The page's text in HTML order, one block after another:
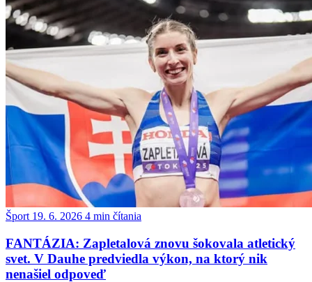
Šport 19. 6. 2026 4 min čítania
FANTÁZIA: Zapletalová znovu šokovala atletický
svet. V Dauhe predviedla výkon, na ktorý nik
nenašiel odpoveď